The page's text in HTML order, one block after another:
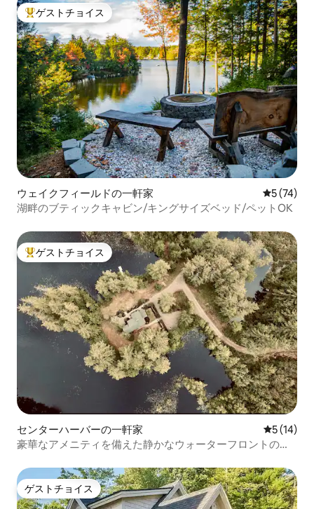
大好評のゲストチョイスです。
ゲストチョイス
ウェイクフィールドの一軒家 レビュー
5 (74)
湖畔のブティックキャビン/キングサイズベッド/ペットOK
大好評のゲストチョイスです。
ゲストチョイス
センターハーバーの一軒家 レビュー
5 (14)
豪華なアメニティを備えた静かなウォーターフロントの隠
ゲストチョイス
ゲストチョイス